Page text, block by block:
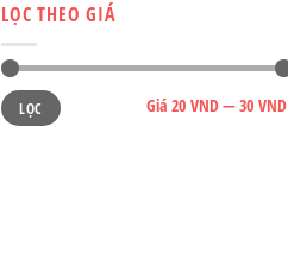
LỌC THEO GIÁ
Giá
thấp
nhất
Giá
cao
nhất
LỌC Giá 20 VND—30 VND